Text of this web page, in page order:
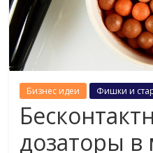
Бизнес идеи Фишки и
дозаторы в